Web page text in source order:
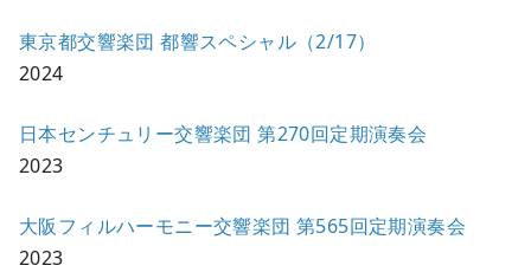
東京都交響楽団 都響スペシャル（2/17）
2024
日本センチュリー交響楽団 第270回定期演奏会
2023
大阪フィルハーモニー交響楽団 第565回定期演奏会
2023